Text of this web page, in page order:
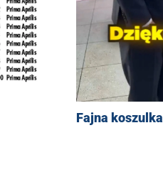
Fajna koszulka